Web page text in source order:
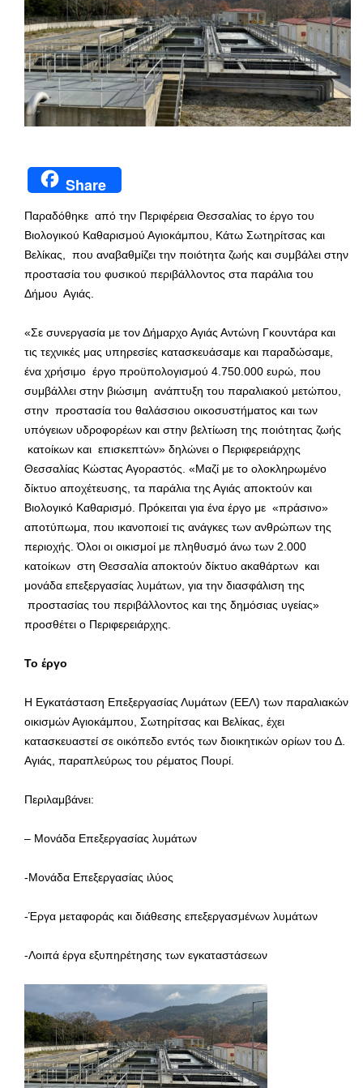
Share
Παραδόθηκε από την Περιφέρεια Θεσσαλίας το έργο του
Βιολογικού Καθαρισμού Αγιοκάμπου, Κάτω Σωτηρίτσας και
Βελίκας, που αναβαθμίζει την ποιότητα ζωής και συμβάλει στην
προστασία του φυσικού περιβάλλοντος στα παράλια του
Δήμου Αγιάς.
«Σε συνεργασία με τον Δήμαρχο Αγιάς Αντώνη Γκουντάρα και
τις τεχνικές μας υπηρεσίες κατασκευάσαμε και παραδώσαμε,
ένα χρήσιμο έργο προϋπολογισμού 4.750.000 ευρώ, που
συμβάλλει στην βιώσιμη ανάπτυξη του παραλιακού μετώπου,
στην προστασία του θαλάσσιου οικοσυστήματος και των
υπόγειων υδροφορέων και στην βελτίωση της ποιότητας ζωής
κατοίκων και επισκεπτών» δηλώνει ο Περιφερειάρχης
Θεσσαλίας Κώστας Αγοραστός. «Μαζί με το ολοκληρωμένο
δίκτυο αποχέτευσης, τα παράλια της Αγιάς αποκτούν και
Βιολογικό Καθαρισμό. Πρόκειται για ένα έργο με «πράσινο»
αποτύπωμα, που ικανοποιεί τις ανάγκες των ανθρώπων της
περιοχής. Όλοι οι οικισμοί με πληθυσμό άνω των 2.000
κατοίκων στη Θεσσαλία αποκτούν δίκτυο ακαθάρτων και
μονάδα επεξεργασίας λυμάτων, για την διασφάλιση της
προστασίας του περιβάλλοντος και της δημόσιας υγείας»
προσθέτει ο Περιφερειάρχης.
Το έργο
Η Εγκατάσταση Επεξεργασίας Λυμάτων (ΕΕΛ) των παραλιακών
οικισμών Αγιοκάμπου, Σωτηρίτσας και Βελίκας, έχει
κατασκευαστεί σε οικόπεδο εντός των διοικητικών ορίων του Δ.
Αγιάς, παραπλεύρως του ρέματος Πουρί.
Περιλαμβάνει:
– Μονάδα Επεξεργασίας λυμάτων
-Μονάδα Επεξεργασίας ιλύος
-Έργα μεταφοράς και διάθεσης επεξεργασμένων λυμάτων
-Λοιπά έργα εξυπηρέτησης των εγκαταστάσεων